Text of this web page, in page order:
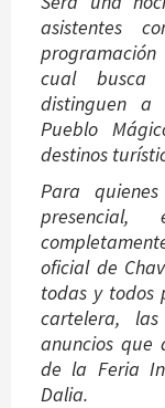
asistentes
cual busca
distinguen a
Pueblo
destinos
Para
oficial de
todas y todos
cartelera,
anuncios que
de la Feria
Dalia.